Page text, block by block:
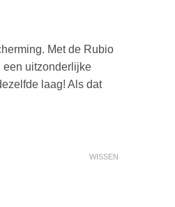
Met de Rubio
een uitzonderlijke
laag! Als dat
WISSEN